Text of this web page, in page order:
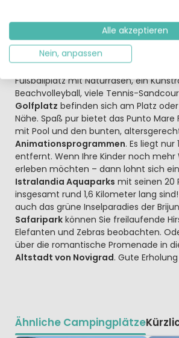
Tischtennisplatte austoben. Im Bike-
Räder leihen und beiorganisierten
malerische Umgebung erkunden. Am
Fußballplatz mit Naturrasen, ein
Beachvolleyball, viele Tennis-
Golfplatz befinden sich am Platz
Nähe. Spaß pur bietet das Punto Mare
mit Pool und den bunten,
Animationsprogrammen. Es liegt
entfernt. Wenn Ihre Kinder noch mehr
erleben möchten – dann lohnt sich
Istralandia Aquaparks mit seinen 20
insgesamt rund 1,6 Kilometer lang
auch das grüne Inselparadies der
Safariparkkönnen Sie freilaufende
Elefanten und Zebras beobachten.
über die romantische Promenade in
Altstadt von Novigrad. Gute
Ähnliche Campingplätze
Alle akzeptieren
Nein, anpassen